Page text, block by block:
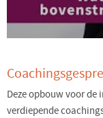
Deze opbouw voor
verdiepende